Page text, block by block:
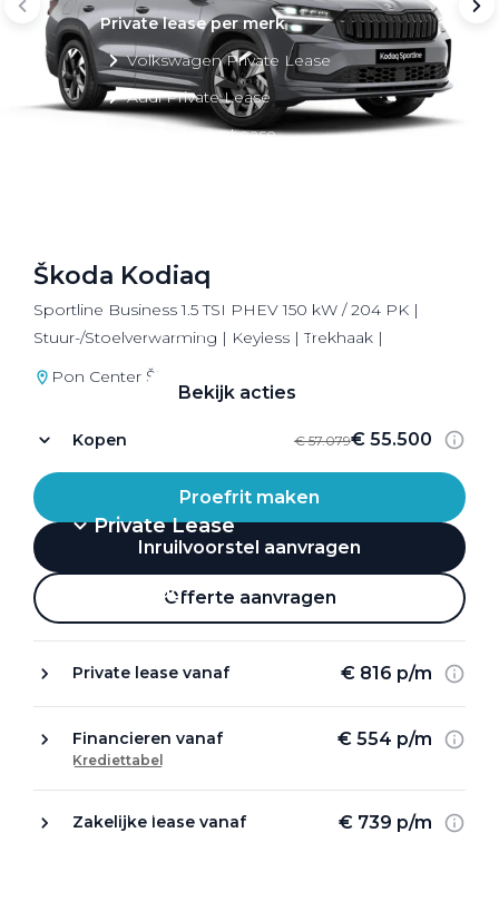
Private lease per merk
Volkswagen Private Lease
Audi Private Lease
SEAT Private Lease
Bekijk alle aanbiedingen
Bekijk acties
Private Lease
Terug
Lease aanbod
Škoda Kodiaq
Sportline Business 1.5 TSI PHEV 150 kW / 204 PK |
Stuur-/Stoelverwarming | Keyless | Trekhaak |
Pon Center Škoda Utrecht
Kopen € 57.079€ 55.500
Proefrit maken
Inruilvoorstel aanvragen
Offerte aanvragen
Private lease vanaf € 816 p/m
Financieren vanaf € 554 p/m
Krediettabel
Zakelijke lease vanaf € 739 p/m